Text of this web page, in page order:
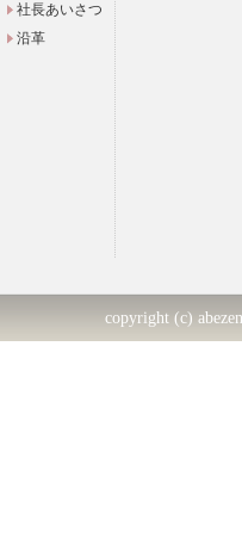
社長あいさつ
沿革
copyright (c)